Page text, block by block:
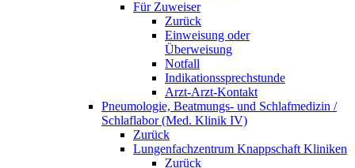
Für Zuweiser
Zurück
Einweisung oder
Überweisung
Notfall
Indikationssprechstunde
Arzt-Arzt-Kontakt
Pneumologie, Beatmungs- und Schlafmedizin /
Schlaflabor (Med. Klinik IV)
Zurück
Lungenfachzentrum Knappschaft Kliniken
Zurück